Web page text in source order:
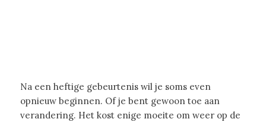
Na een heftige gebeurtenis wil je soms even
opnieuw beginnen. Of je bent gewoon toe aan
verandering. Het kost enige moeite om weer op de